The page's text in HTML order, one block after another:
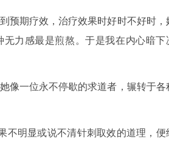
预期疗效，治疗效果时好时不好时，
力感最是煎熬。于是我在内心暗下
像一位永不停歇的求道者，辗转于各
不明显或说不清针刺取效的道理，便